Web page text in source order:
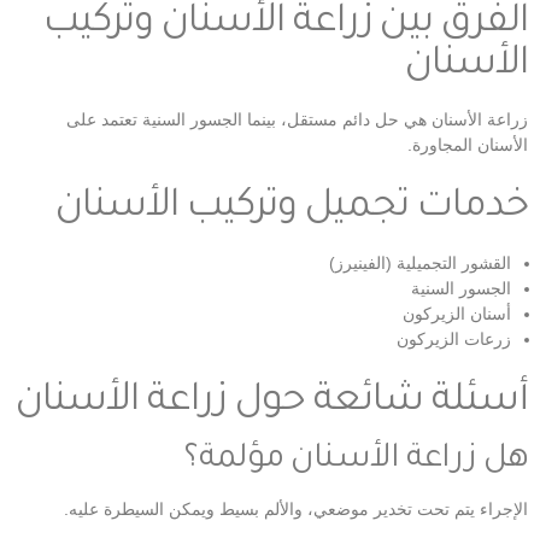
الفرق بين زراعة الأسنان وتركيب
الأسنان
زراعة الأسنان هي حل دائم مستقل، بينما الجسور السنية تعتمد على
الأسنان المجاورة.
خدمات تجميل وتركيب الأسنان
القشور التجميلية (الفينيرز)
الجسور السنية
أسنان الزيركون
زرعات الزيركون
أسئلة شائعة حول زراعة الأسنان
هل زراعة الأسنان مؤلمة؟
الإجراء يتم تحت تخدير موضعي، والألم بسيط ويمكن السيطرة عليه.